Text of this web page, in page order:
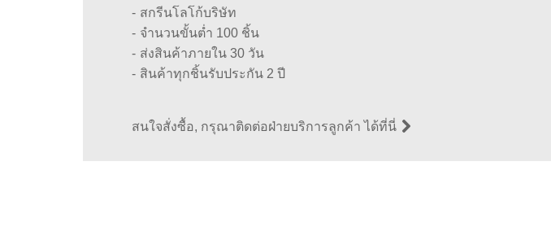
สกรีนโลโก้บริษัท
จำนวนขั้นต่ำ 100 ชิ้น
ส่งสินค้าภายใน 30 วัน
สินค้าทุกชิ้นรับประกัน 2 ปี
สนใจสั่งซื้อ, กรุณาติดต่อฝ่ายบริการลูกค้า ได้ที่นี่